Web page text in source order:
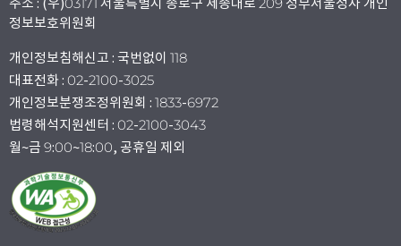
정보보호위원회
개인정보침해신고 : 국번없이 118
대표전화 : 02-2100-3025
개인정보분쟁조정위원회 : 1833-6972
법령해석지원센터 : 02-2100-3043
월~금 9:00~18:00, 공휴일 제외